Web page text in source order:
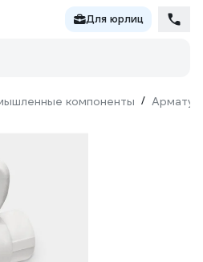
Для юрлиц
компоненты /